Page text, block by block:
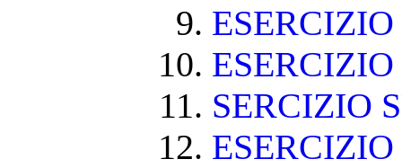
SERCIZIO